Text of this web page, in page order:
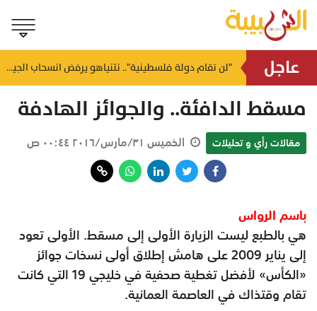
عاجل ضرب شنغهاي وتشجيانغ.. سفارة عُمان تدعو لتوخي الحيطة إثر إعصار مداري بالصين منذ ١٦ ساعة "لن تقام دولة فلسطينية".. نتنياهو يرفض انسحاب الجيش من غزة ويشترط تجريد السلاح
مسقط الدافئة.. والجوائز الهادفة
مقالات رأي و تحليلات الخميس ٣١/مارس/٢٠١٦ ٠٠:٤٤ ص
باسم الرواس
هي بالطبع ليست الزيارة الأولى إلى مسقط. الأولى تعود
إلى يناير 2009 على هامش إطلاق أولى نسخات جوائز
«الكأس» لأفضل تغطية صحفية في خليجي 19 التي كانت
تقام وقتذاك في العاصمة العمانية.